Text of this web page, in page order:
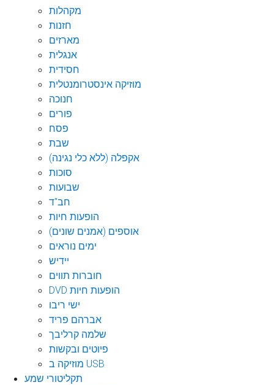
מקהלות
חזנות
מארזים
אנגלית
חסידית
מוזיקה אינסטרומנטלית
חנוכה
פורים
פסח
שבת
אקפלה (ללא כלי נגינה)
סוכות
שבועות
חב"ד
הופעות חיות
אוספים (אמנים שונים)
ימים נוראים
יידיש
חוברות תווים
DVD הופעות חיות
ישי ריבו
אברהם פריד
שלמה קרליבך
פיוטים ובקשות
מוזיקה ב USB
תקליטורי שמע